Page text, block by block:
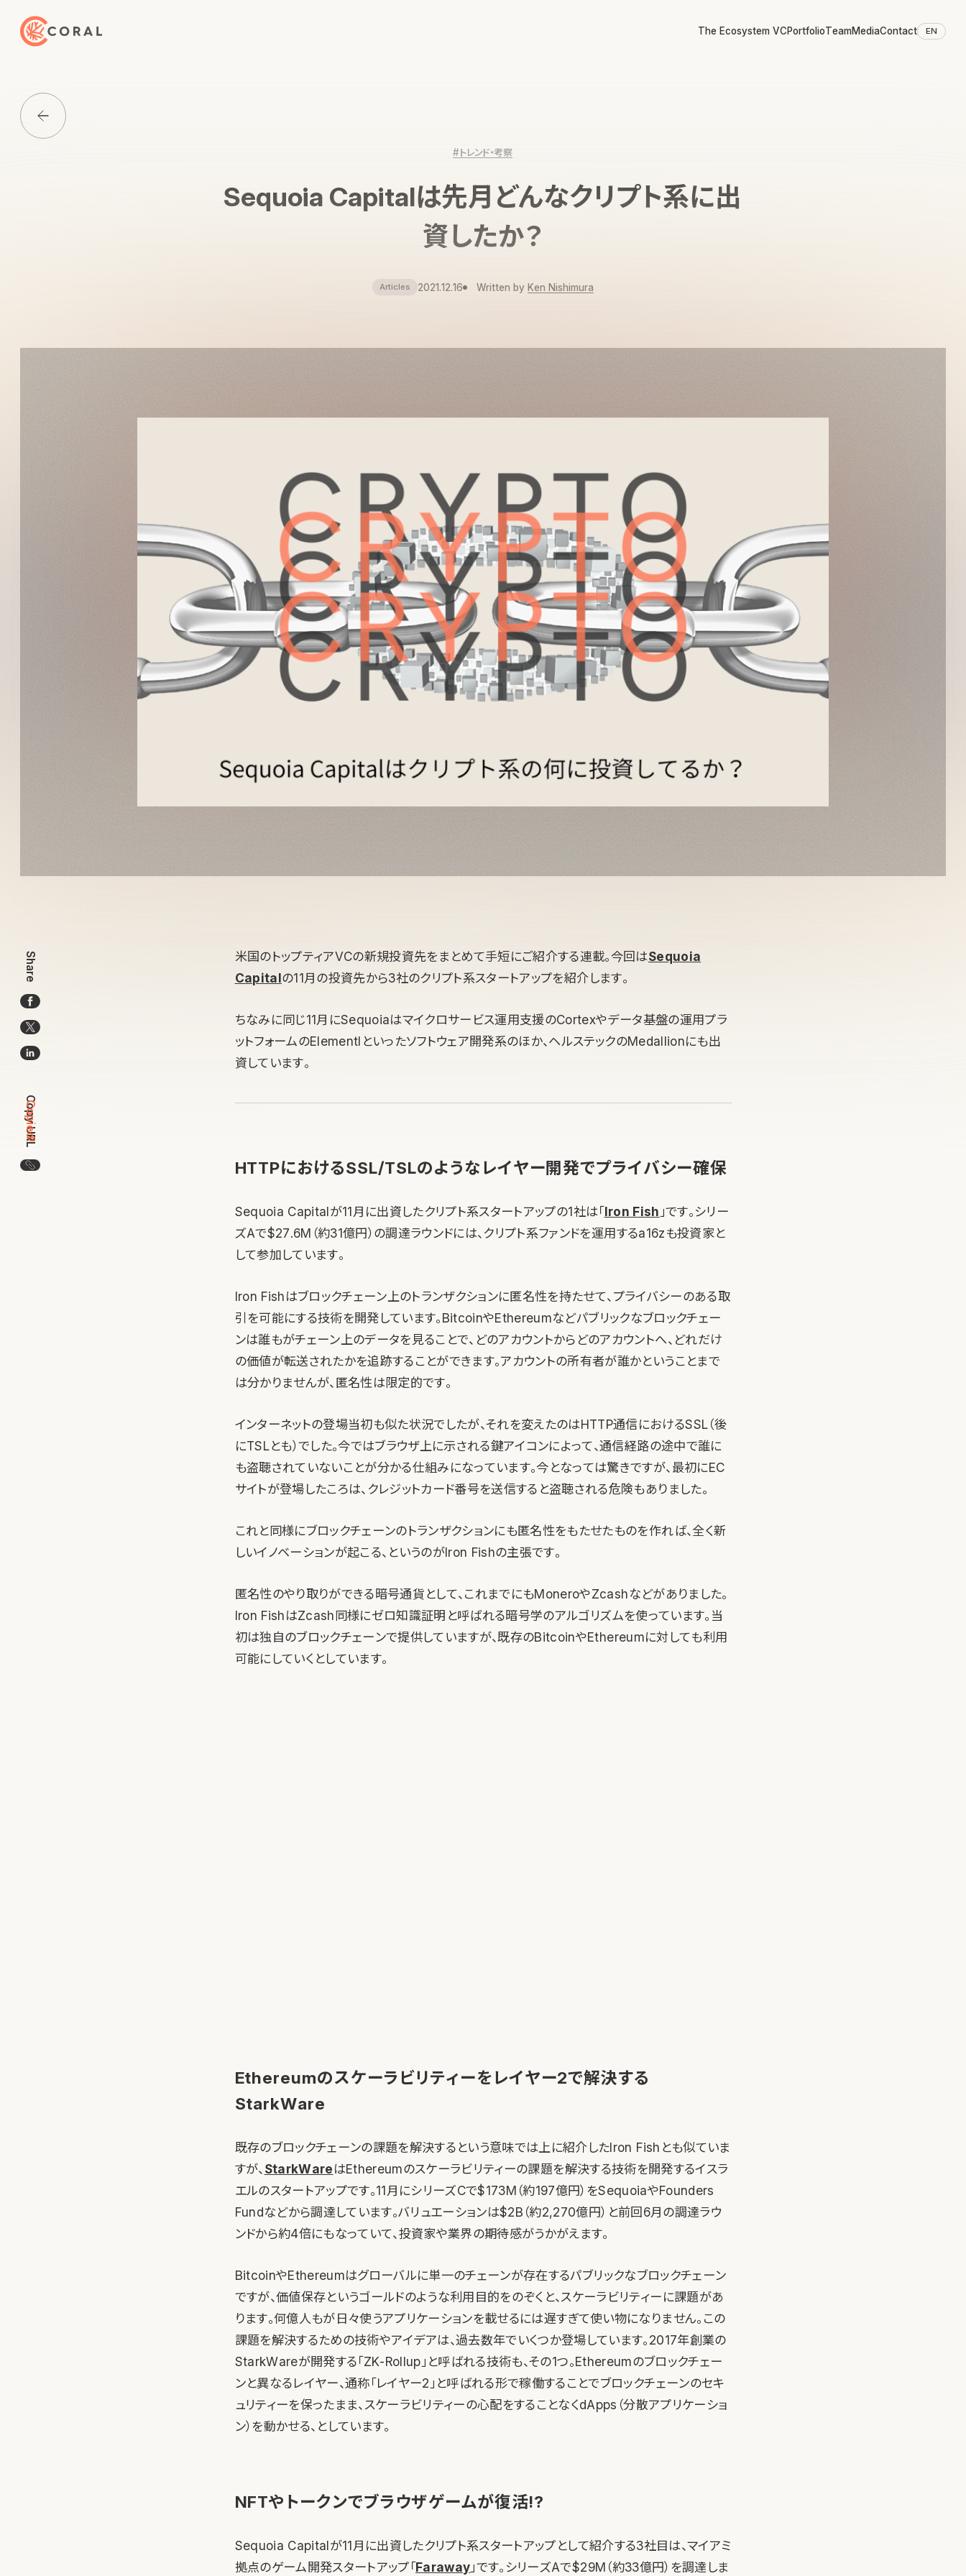
トップページへ戻る
The Ecosystem VCPortfolioTeamMediaContact EN
Media一覧に戻る
#トレンド・考察
Sequoia Capitalは先月どんなクリプト系に出
資したか？
Articles 2021.12.16 Written by Ken Nishimura
Share
Copy URL
Copied!
この記事のURLをコピー
米国のトップティアVCの新規投資先をまとめて手短にご紹介する連載。今回はSequoia
Capitalの11月の投資先から3社のクリプト系スタートアップを紹介します。
ちなみに同じ11月にSequoiaはマイクロサービス運用支援のCortexやデータ基盤の運用プラ
ットフォームのElementlといったソフトウェア開発系のほか、ヘルステックのMedallionにも出
資しています。
HTTPにおけるSSL/TSLのようなレイヤー開発でプライバシー確保
Sequoia Capitalが11月に出資したクリプト系スタートアップの1社は「Iron Fish 」です。シリー
ズAで$27.6M（約31億円）の調達ラウンドには、クリプト系ファンドを運用するa16zも投資家と
して参加しています。
Iron Fishはブロックチェーン上のトランザクションに匿名性を持たせて、プライバシーのある取
引を可能にする技術を開発しています。BitcoinやEthereumなどパブリックなブロックチェー
ンは誰もがチェーン上のデータを見ることで、どのアカウントからどのアカウントへ、どれだけ
の価値が転送されたかを追跡することができます。アカウントの所有者が誰かということまで
は分かりませんが、匿名性は限定的です。
インターネットの登場当初も似た状況でしたが、それを変えたのはHTTP通信におけるSSL（後
にTSLとも）でした。今ではブラウザ上に示される鍵アイコンによって、通信経路の途中で誰に
も盗聴されていないことが分かる仕組みになっています。今となっては驚きですが、最初にEC
サイトが登場したころは、クレジットカード番号を送信すると盗聴される危険もありました。
これと同様にブロックチェーンのトランザクションにも匿名性をもたせたものを作れば、全く新
しいイノベーションが起こる、というのがIron Fishの主張です。
匿名性のやり取りができる暗号通貨として、これまでにもMoneroやZcashなどがありました。
Iron FishはZcash同様にゼロ知識証明と呼ばれる暗号学のアルゴリズムを使っています。当
初は独自のブロックチェーンで提供していますが、既存のBitcoinやEthereumに対しても利用
可能にしていくとしています。
Ethereumのスケーラビリティーをレイヤー2で解決する
StarkWare
既存のブロックチェーンの課題を解決するという意味では上に紹介したIron Fishとも似ていま
すが、 StarkWareはEthereumのスケーラビリティーの課題を解決する技術を開発するイスラ
エルのスタートアップです。11月にシリーズCで$173M（約197億円）をSequoiaやFounders
Fundなどから調達しています。バリュエーションは$2B（約2,270億円）と前回6月の調達ラウ
ンドから約4倍にもなっていて、投資家や業界の期待感がうかがえます。
BitcoinやEthereumはグローバルに単一のチェーンが存在するパブリックなブロックチェーン
ですが、価値保存というゴールドのような利用目的をのぞくと、スケーラビリティーに課題があ
ります。何億人もが日々使うアプリケーションを載せるには遅すぎて使い物になりません。この
課題を解決するための技術やアイデアは、過去数年でいくつか登場しています。2017年創業の
StarkWareが開発する「ZK-Rollup」と呼ばれる技術も、その1つ。Ethereumのブロックチェー
ンと異なるレイヤー、通称「レイヤー2」と呼ばれる形で稼働することでブロックチェーンのセキ
ュリティーを保ったまま、スケーラビリティーの心配をすることなくdApps（分散アプリケーショ
ン）を動かせる、としています。
NFTやトークンでブラウザゲームが復活!?
Sequoia Capitalが11月に出資したクリプト系スタートアップとして紹介する3社目は、マイアミ
拠点のゲーム開発スタートアップ「Faraway」です。シリーズAで$29M（約33億円）を調達しま